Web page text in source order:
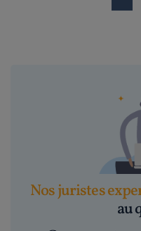
Nos juristes
au